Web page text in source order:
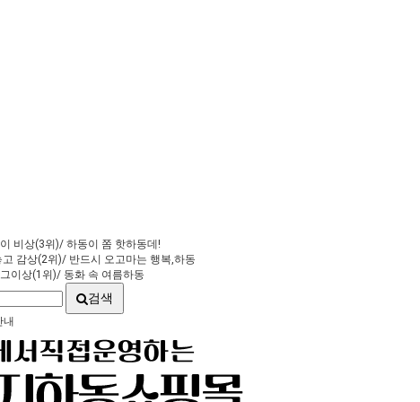
비상(3위)/ 하동이 쫌 핫하동데!
감상(2위)/ 반드시 오고마는 행복,하동
이상(1위)/ 동화 속 여름하동
검색
내